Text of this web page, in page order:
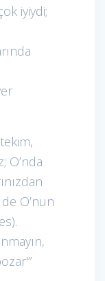
iyiydi;
O’nda
O’nun